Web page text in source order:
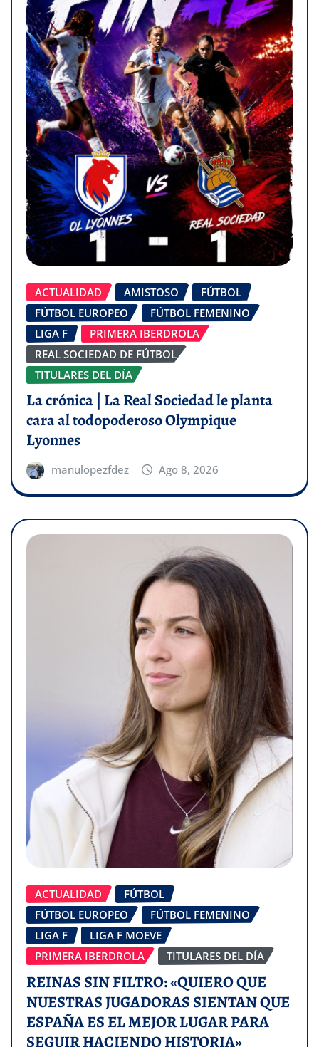
ACTUALIDAD AMISTOSO
FÚTBOL
FÚTBOL EUROPEO
FÚTBOL FEMENINO
LIGA F
PRIMERA IBERDROLA
REAL SOCIEDAD DE FÚTBOL
TITULARES DEL DÍA
La crónica | La Real Sociedad le planta
cara al todopoderoso Olympique
Lyonnes
manulopezfdez Ago 8, 2026
ACTUALIDAD
FÚTBOL
FÚTBOL EUROPEO
FÚTBOL FEMENINO
LIGA F
LIGA F MOEVE
PRIMERA IBERDROLA
TITULARES DEL DÍA
REINAS SIN FILTRO: «QUIERO QUE
NUESTRAS JUGADORAS SIENTAN QUE
ESPAÑA ES EL MEJOR LUGAR PARA
SEGUIR HACIENDO HISTORIA»